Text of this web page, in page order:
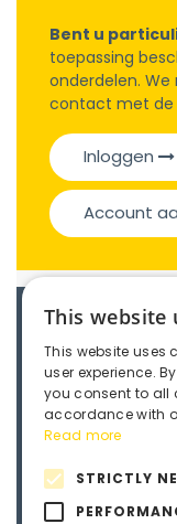
Bent u
toepassing
onderdelen.
contact met de
Inloggen
Account
Maedler
3D File
This website
This website uses
user experience.
you consent to all
accordance with
Read more
STRICTLY